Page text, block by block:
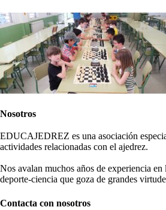
Nosotros
EDUCAJEDREZ es una asociación
actividades relacionadas con el ajedrez.
Nos avalan muchos años de experiencia en
deporte-ciencia que goza de grandes
Contacta con nosotros